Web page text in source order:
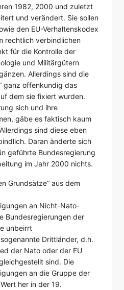
1982, 2000 und zuletzt
und verändert. Sie sollen
den EU-Verhaltenskodex
rechtlich verbindlichen
für die Kontrolle der
und Militärgütern
Allerdings sind die
ganz offenkundig das
dem sie fixiert wurden.
sich und ihre
gäbe es faktisch kaum
sind diese eben
Daran änderte sich
geführte Bundesregierung
im Jahr 2000 nichts.
Grundsätze“ aus dem
an Nicht-Nato-
Bundesregierungen der
unbeirrt
Drittländer, d.h.
der Nato oder der EU
sind. Die
an die Gruppe der
her in der 19.